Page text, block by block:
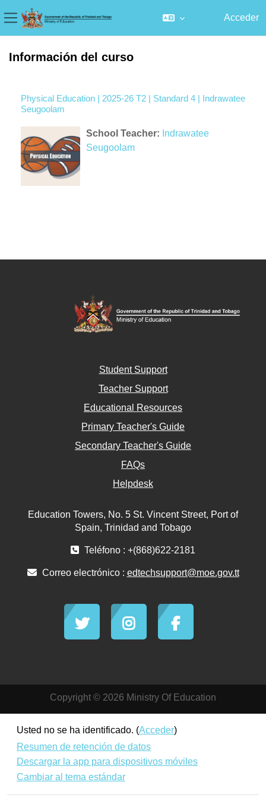
Panel lateral
Acceder
Información del curso
Physical Education | 2025-26 T2 | Standard 4 | Indrawatee
Seugoolam
School Teacher: Indrawatee
Seugoolam
Student Support
Teacher Support
Educational Resources
Primary Teacher's Guide
Secondary Teacher's Guide
FAQs
Helpdesk
Education Towers, No. 5 St. Vincent Street, Port of
Spain, Trinidad and Tobago
Teléfono : +(868)622-2181
Correo electrónico : edtechsupport@moe.gov.tt
Copyright © 2026 Ministry Of Education
Usted no se ha identificado. (Acceder)
Resumen de retención de datos
Descargar la app para dispositivos móviles
Cambiar al tema estándar